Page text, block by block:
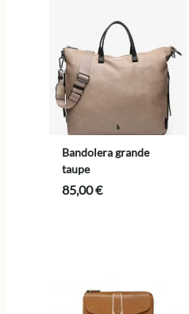
Bandolera grande
taupe
85,00€